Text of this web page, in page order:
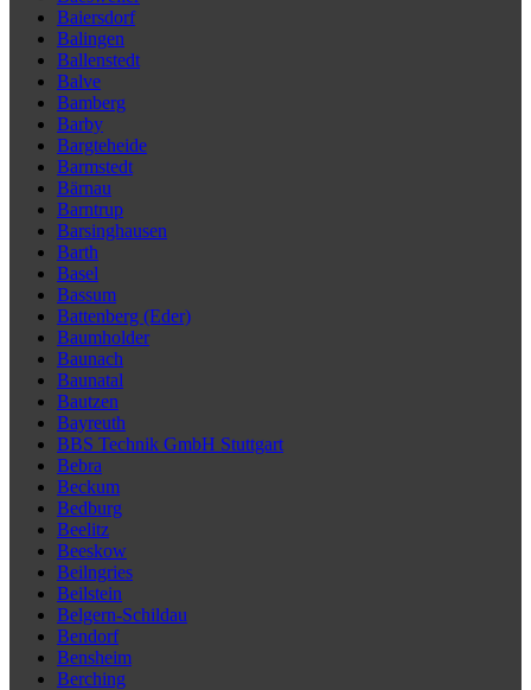
Baiersdorf
Balingen
Ballenstedt
Balve
Bamberg
Barby
Bargteheide
Barmstedt
Bärnau
Barntrup
Barsinghausen
Barth
Basel
Bassum
Battenberg (Eder)
Baumholder
Baunach
Baunatal
Bautzen
Bayreuth
BBS Technik GmbH Stuttgart
Bebra
Beckum
Bedburg
Beelitz
Beeskow
Beilngries
Beilstein
Belgern-Schildau
Bendorf
Bensheim
Berching